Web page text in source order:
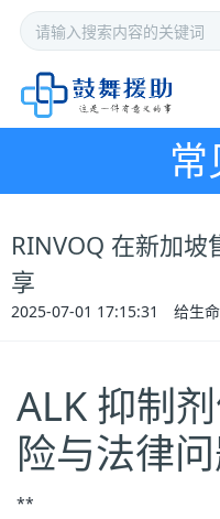
RINVOQ 在新加
享
2025-07-01 17:15:31 给生
ALK 抑制
险与法律
**